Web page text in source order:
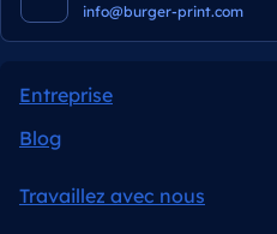
info@burger-print.com
Entreprise
Blog
Travaillez avec nous